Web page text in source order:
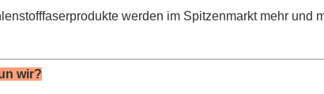
werden im Spitzenmarkt mehr und
wir?